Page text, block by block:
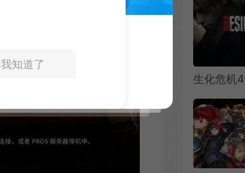
割草动作
生化危机
僵尸动作游
我知道了